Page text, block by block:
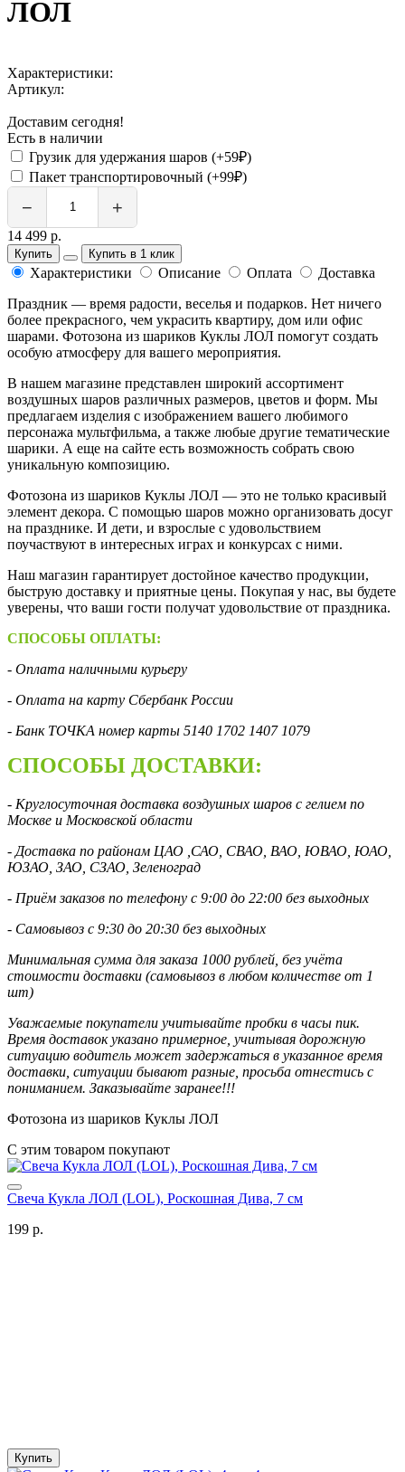
ЛОЛ
Характеристики:
Артикул:
Доставим сегодня!
Есть в наличии
Грузик для удержания шаров (+59₽)
Пакет транспортировочный (+99₽)
− +
14 499 р.
Купить Купить в 1 клик
Характеристики Описание Оплата
Доставка
Праздник — время радости, веселья и подарков. Нет ничего
более прекрасного, чем украсить квартиру, дом или офис
шарами. Фотозона из шариков Куклы ЛОЛ помогут создать
особую атмосферу для вашего мероприятия.
В нашем магазине представлен широкий ассортимент
воздушных шаров различных размеров, цветов и форм. Мы
предлагаем изделия с изображением вашего любимого
персонажа мультфильма, а также любые другие тематические
шарики. А еще на сайте есть возможность собрать свою
уникальную композицию.
Фотозона из шариков Куклы ЛОЛ — это не только красивый
элемент декора. С помощью шаров можно организовать досуг
на празднике. И дети, и взрослые с удовольствием
поучаствуют в интересных играх и конкурсах с ними.
Наш магазин гарантирует достойное качество продукции,
быструю доставку и приятные цены. Покупая у нас, вы будете
уверены, что ваши гости получат удовольствие от праздника.
СПОСОБЫ ОПЛАТЫ:
- Оплата наличными курьеру
- Оплата на карту Сбербанк России
- Банк ТОЧКА номер карты 5140 1702 1407 1079
СПОСОБЫ ДОСТАВКИ:
- Круглосуточная доставка воздушных шаров с гелием по
Москве и Московской области
- Доставка по районам ЦАО ,САО, СВАО, ВАО, ЮВАО, ЮАО,
ЮЗАО, ЗАО, СЗАО, Зеленоград
- Приём заказов по телефону с 9:00 до 22:00 без выходных
- Самовывоз с 9:30 до 20:30 без выходных
Минимальная сумма для заказа 1000 рублей, без учёта
стоимости доставки (самовывоз в любом количестве от 1
шт)
Уважаемые покупатели учитывайте пробки в часы пик.
Время доставок указано примерное, учитывая дорожную
ситуацию водитель может задержаться в указанное время
доставки, ситуации бывают разные, просьба отнестись с
пониманием. Заказывайте заранее!!!
Фотозона из шариков Куклы ЛОЛ
С этим товаром покупают
Свеча Кукла ЛОЛ (LOL), Роскошная Дива, 7 см
199 р.
Купить